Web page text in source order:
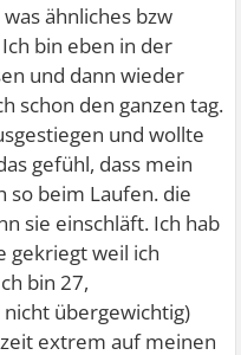
ähnliches bzw
bin eben in der
und dann wieder
schon den ganzen tag.
und wollte
gefühl, dass mein
so beim Laufen. die
sie einschläft. Ich hab
gekriegt weil ich
bin 27,
übergewichtig)
extrem auf meinen